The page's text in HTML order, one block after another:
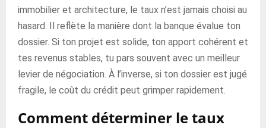
immobilier et architecture, le taux n’est jamais choisi au
hasard. Il reflète la manière dont la banque évalue ton
dossier. Si ton projet est solide, ton apport cohérent et
tes revenus stables, tu pars souvent avec un meilleur
levier de négociation. À l’inverse, si ton dossier est jugé
fragile, le coût du crédit peut grimper rapidement.
Comment déterminer le taux